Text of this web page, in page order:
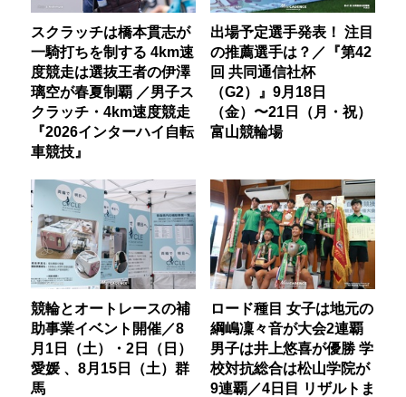
スクラッチは橋本貫志が
一騎打ちを制する 4km速
度競走は選抜王者の伊澤
璃空が春夏制覇 ／男子ス
クラッチ・4km速度競走
『2026インターハイ自転
車競技』
出場予定選手発表！ 注目
の推薦選手は？／『第42
回 共同通信社杯
（G2）』9月18日
（金）〜21日（月・祝）
富山競輪場
競輪とオートレースの補
助事業イベント開催／8
月1日（土）・2日（日）
愛媛 、8月15日（土）群
馬
ロード種目 女子は地元の
綱嶋凜々音が大会2連覇
男子は井上悠喜が優勝 学
校対抗総合は松山学院が
9連覇／4日目 リザルトま